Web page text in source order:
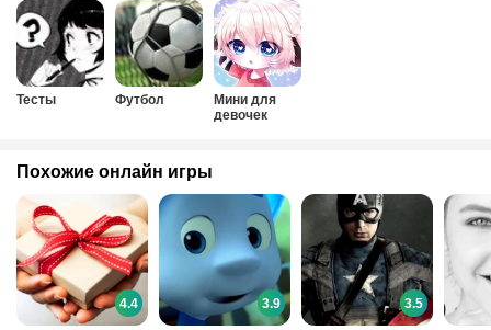
Тесты Футбол
Мини для
девочек
Похожие онлайн игры
4.4 3.9 3.5